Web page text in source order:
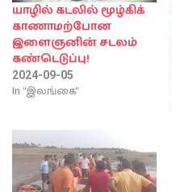
யாழில் கடலில் மூழ்கிக்
காணாமற்போன
இளைஞனின் சடலம்
கண்டெடுப்பு!
2024-09-05
In "இலங்கை"